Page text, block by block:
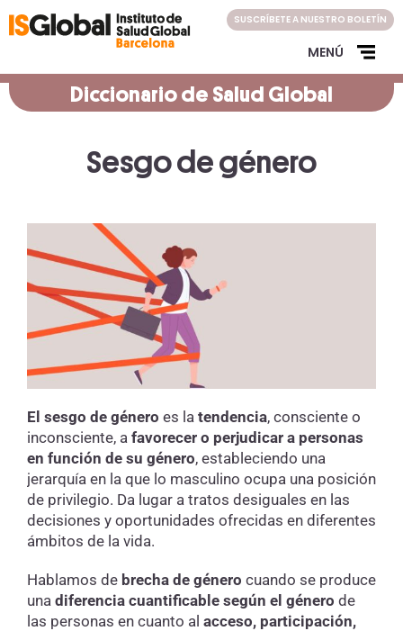
content
SUSCRÍBETE A NUESTRO BOLETÍN
MENÚ
Diccionario de Salud Global
Sesgo de género
El sesgo de género es la tendencia, consciente o
inconsciente, a favorecer o perjudicar a personas
en función de su género, estableciendo una
jerarquía en la que lo masculino ocupa una posición
de privilegio. Da lugar a tratos desiguales en las
decisiones y oportunidades ofrecidas en diferentes
ámbitos de la vida.
Hablamos de brecha de género cuando se produce
una diferencia cuantificable según el género de
las personas en cuanto al acceso, participación,